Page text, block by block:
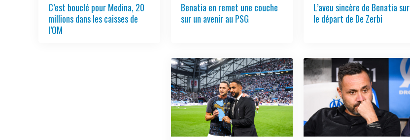
C’est bouclé pour Medina, 20
millions dans les caisses de
l’OM
Benatia en remet une couche
sur un avenir au PSG
L’aveu sincère de Benatia sur
le départ de De Zerbi